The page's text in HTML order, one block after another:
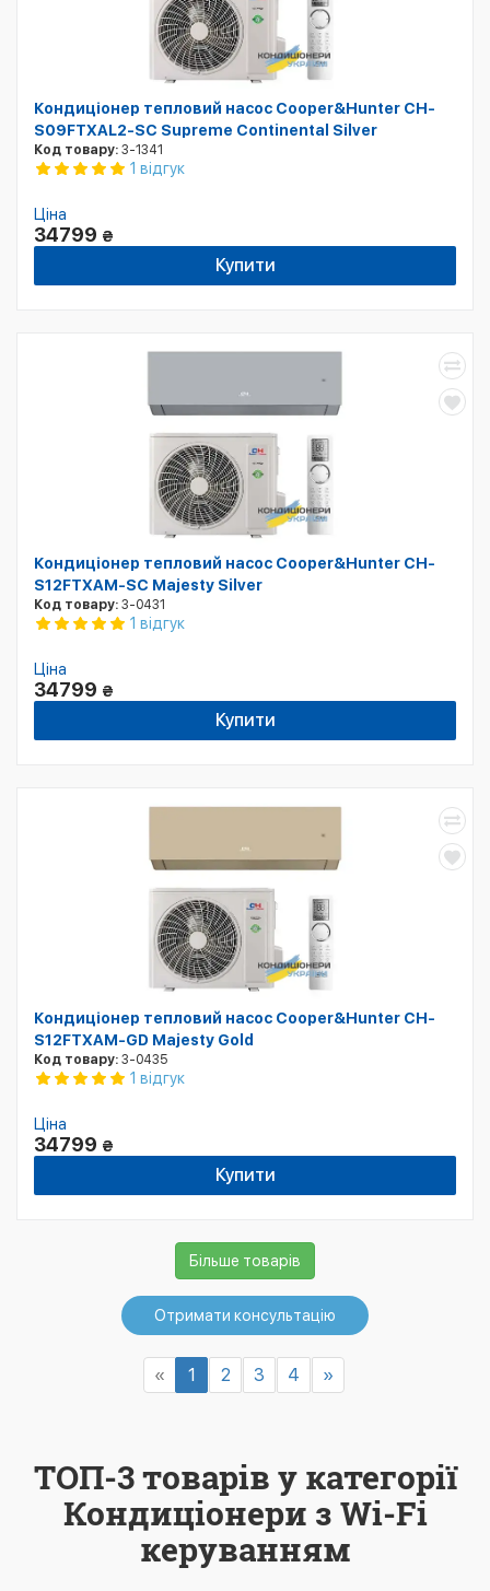
Кондиціонер тепловий насос Cooper&Hunter CH-
S09FTXAL2-SC Supreme Continental Silver
Код товару: 3-1341
1 відгук
Ціна
34799 ₴
Купити
Кондиціонер тепловий насос Cooper&Hunter CH-
S12FTXAM-SC Majesty Silver
Код товару: 3-0431
1 відгук
Ціна
34799 ₴
Купити
Кондиціонер тепловий насос Cooper&Hunter CH-
S12FTXAM-GD Majesty Gold
Код товару: 3-0435
1 відгук
Ціна
34799 ₴
Купити
Більше товарів
Отримати консультацію
« 1 2 3 4 »
ТОП-3 товарів у категорії
Кондиціонери з Wi-Fi
керуванням